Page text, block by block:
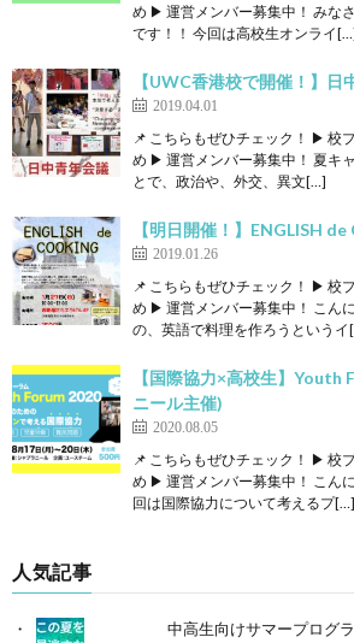
め ▶ 運営メンバー募集中！ みな
です！！ 今回は高校生オンライ
【UWC香港校で開催！】日
2019.04.01
📌 こちらもぜひチェック！ ▶ 校
め ▶ 運営メンバー募集中！ 夏キ
とで、政治や、外交、異文[…]
【明日開催！】ENGLISH
2019.01.26
📌 こちらもぜひチェック！ ▶ 校
め ▶ 運営メンバー募集中！ こん
の、英語で料理を作ろうという
【国際協力×高校生】Youth
ニール主催)
2020.08.05
📌 こちらもぜひチェック！ ▶ 校
め ▶ 運営メンバー募集中！ こん
回は国際協力について考えるプ[…]
人気記事
中高生向けサマープログ